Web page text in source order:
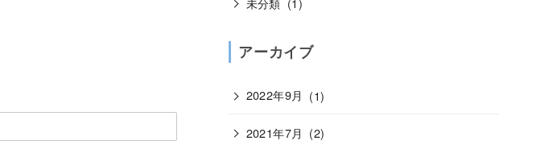
アーカイブ
2022年9月 (1)
2021年7月 (2)